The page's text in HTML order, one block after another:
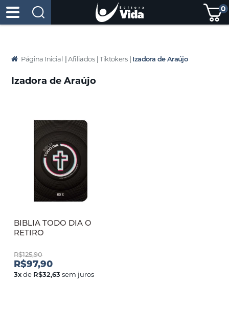
0
Página Inicial | Afiliados | Tiktokers | Izadora de Araújo
Izadora de Araújo
BIBLIA TODO DIA O
RETIRO
R$125,90
R$97,90
3xde R$32,63 sem juros